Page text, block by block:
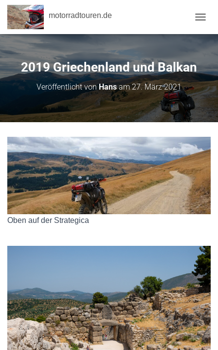
motorradtouren.de
2019 Griechenland und Balkan
Veröffentlicht vonHansam27. März 2021
Oben auf der Strategica